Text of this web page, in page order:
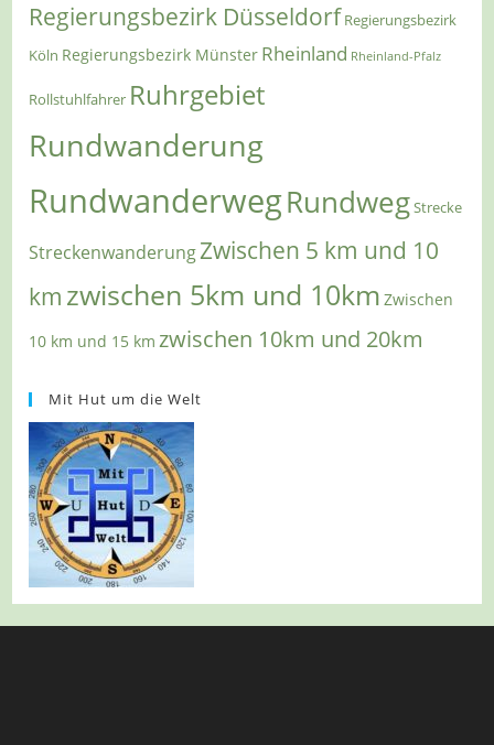
Regierungsbezirk Düsseldorf Regierungsbezirk
Köln Regierungsbezirk Münster Rheinland Rheinland-Pfalz
Rollstuhlfahrer Ruhrgebiet
Rundwanderung
RundwanderwegRundwegStrecke
StreckenwanderungZwischen 5 km und 10
km zwischen 5km und 10km Zwischen
10 km und 15 km zwischen 10km und 20km
Mit Hut um die Welt